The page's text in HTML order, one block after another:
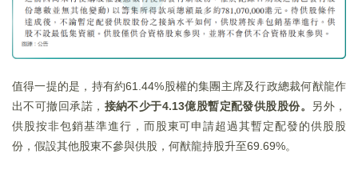
值得一提的是，持有約61.44%股權的集團主席及行政總裁何猷龍作
出不可撤回承諾， 接納不少于4.13億股暫定配發供股股份。
另外，
供股按非包銷基準進行，而股東可申請超過其暫定配發的供股股
份，假設其他股東不參與供股，何猷龍持股升至69.69%。